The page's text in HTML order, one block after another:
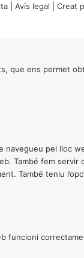
Avís legal | Creat
que ens permet
pel lloc
També fem
També teniu
funcioni